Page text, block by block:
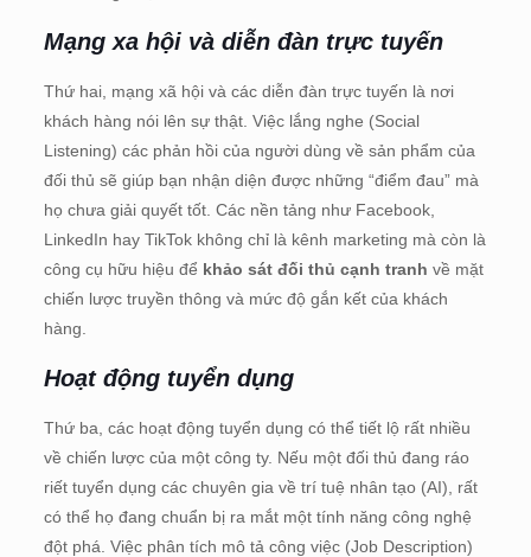
Mạng xa hội và diễn đàn trực tuyến
Thứ hai, mạng xã hội và các diễn đàn trực tuyến là nơi
khách hàng nói lên sự thật. Việc lắng nghe (Social
Listening) các phản hồi của người dùng về sản phẩm của
đối thủ sẽ giúp bạn nhận diện được những “điểm đau” mà
họ chưa giải quyết tốt. Các nền tảng như Facebook,
LinkedIn hay TikTok không chỉ là kênh marketing mà còn là
công cụ hữu hiệu để khảo sát đối thủ cạnh tranh về mặt
chiến lược truyền thông và mức độ gắn kết của khách
hàng.
Hoạt động tuyển dụng
Thứ ba, các hoạt động tuyển dụng có thể tiết lộ rất nhiều
về chiến lược của một công ty. Nếu một đối thủ đang ráo
riết tuyển dụng các chuyên gia về trí tuệ nhân tạo (AI), rất
có thể họ đang chuẩn bị ra mắt một tính năng công nghệ
đột phá. Việc phân tích mô tả công việc (Job Description)